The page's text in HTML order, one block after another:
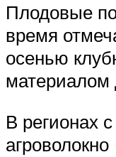
Плодовые
время
осенью
материалом
В регионах
агроволокно